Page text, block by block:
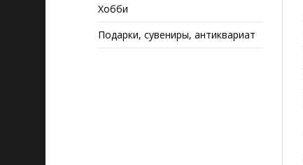
Хобби
Подарки, сувениры, антиквариат